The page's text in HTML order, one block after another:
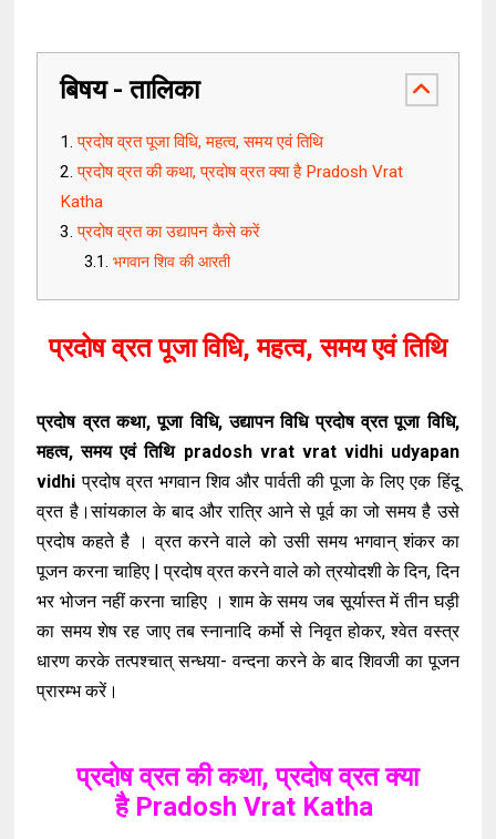
बिषय - तालिका
प्रदोष व्रत पूजा विधि, महत्व, समय एवं तिथि
प्रदोष व्रत की कथा, प्रदोष व्रत क्या है Pradosh Vrat
Katha
प्रदोष व्रत का उद्यापन कैसे करें
भगवान शिव की आरती
प्रदोष व्रत पूजा विधि, महत्व, समय एवं तिथि
प्रदोष व्रत कथा, पूजा विधि, उद्यापन विधि प्रदोष व्रत पूजा विधि,
महत्व, समय एवं तिथि pradosh vrat vrat vidhi udyapan
vidhiप्रदोष व्रत भगवान शिव और पार्वती की पूजा के लिए एक हिंदू
व्रत है।सांयकाल के बाद और रात्रि आने से पूर्व का जो समय है उसे
प्रदोष कहते है । व्रत करने वाले को उसी समय भगवान् शंकर का
पूजन करना चाहिए | प्रदोष व्रत करने वाले को त्रयोदशी के दिन, दिन
भर भोजन नहीं करना चाहिए । शाम के समय जब सूर्यास्त में तीन घड़ी
का समय शेष रह जाए तब स्नानादि कर्मो से निवृत होकर, श्वेत वस्त्र
धारण करके तत्पश्चात् सन्धया- वन्दना करने के बाद शिवजी का पूजन
प्रारम्भ करें।
प्रदोष व्रत की कथा, प्रदोष व्रत क्या
है Pradosh Vrat Katha